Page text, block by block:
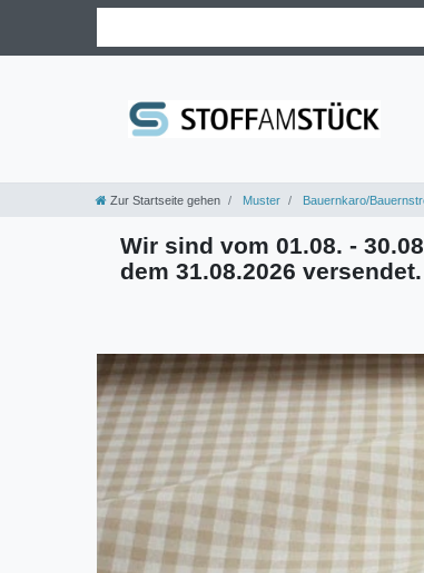
Zur Startseite gehen Muster Bauernkaro/
Wir sind vom 01.08. -
dem 31.08.2026 versendet.